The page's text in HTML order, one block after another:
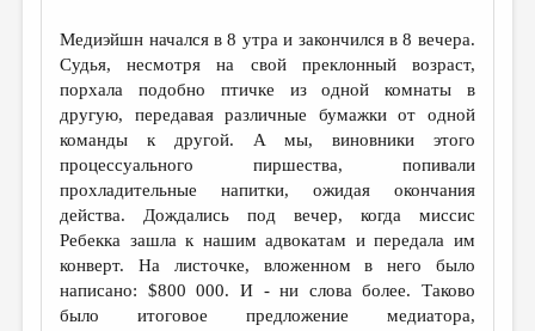
Медиэйшн начался в 8 утра и закончился в 8 вечера.
Судья, несмотря на свой преклонный возраст,
порхала подобно птичке из одной комнаты в
другую, передавая различные бумажки от одной
команды к другой. А мы, виновники этого
процессуального пиршества, попивали
прохладительные напитки, ожидая окончания
действа. Дождались под вечер, когда миссис
Ребекка зашла к нашим адвокатам и передала им
конверт. На листочке, вложенном в него было
написано: $800 000. И - ни слова более. Таково
было итоговое предложение медиатора,